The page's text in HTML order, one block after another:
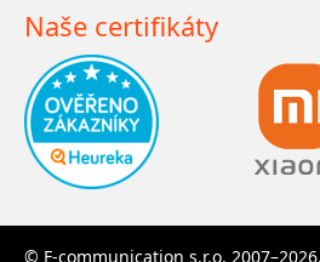
Naše certifikáty
© F-communication s.r.o.